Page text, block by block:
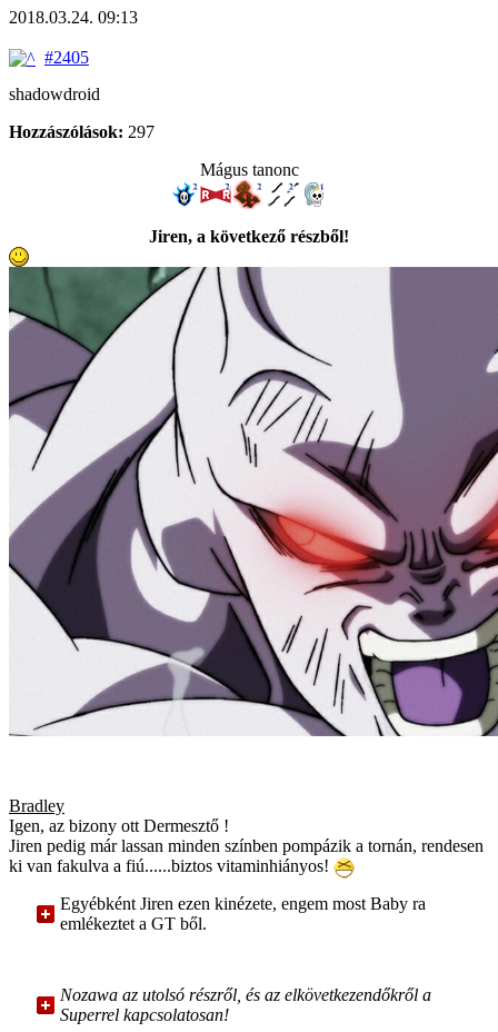
2018.03.24. 09:13
#2405
shadowdroid
Hozzászólások: 297
Mágus tanonc
Jiren, a következő részből!
Bradley
Igen, az bizony ott Dermesztő !
Jiren pedig már lassan minden színben pompázik a tornán, rendesen
ki van fakulva a fiú......biztos vitaminhiányos!
Egyébként Jiren ezen kinézete, engem most Baby ra
emlékeztet a GT ből.
Nozawa az utolsó részről, és az elkövetkezendőkről a
Superrel kapcsolatosan!